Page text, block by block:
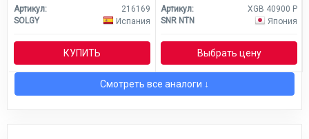
Артикул:
216169
SOLGY
Испания
КУПИТЬ
Артикул:
XGB 40900 P
SNR NTN
Япония
Выбрать цену
Смотреть все аналоги ↓